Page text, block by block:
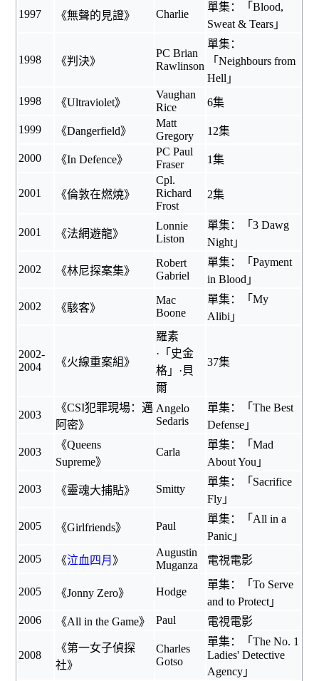
1997 《無聲的見證》 Charlie
單集：「Blood,
Sweat & Tears」
1998 《判決》
PC Brian
Rawlinson
單集：
「Neighbours from
Hell」
1998
《Ultraviolet》
Vaughan
Rice
6集
1999 《Dangerfield》
Matt
Gregory
12集
2000 《In Defence》
PC Paul
Fraser
1集
2001 《倫敦在燃燒》
Cpl.
Richard
Frost
2集
2001 《法網遊龍》
Lonnie
Liston
單集：「3 Dawg
Night」
2002 《林尼探案集》
Robert
Gabriel
單集：「Payment
in Blood」
2002 《駭客》
Mac
Boone
單集：「My
Alibi」
2002-
2004
《火線重案組》
羅素
·「史金
格」·貝
爾
37集
2003
《CSI犯罪現場：邁
阿密》
Angelo
Sedaris
單集：「The Best
Defense」
2003
《Queens
Supreme》
Carla
單集：「Mad
About You」
2003 《靈魂大捕貼》 Smitty
單集：「Sacrifice
Fly」
2005 《Girlfriends》 Paul
單集：「All in a
Panic」
2005
《泣血四月 》
Augustin
Muganza
電視電影
2005 《Jonny Zero》 Hodge
單集：「To Serve
and to Protect」
2006
《All in the Game》 Paul 電視電影
2008
《第一女子偵探
社》
Charles
Gotso
單集：「The No. 1
Ladies' Detective
Agency」